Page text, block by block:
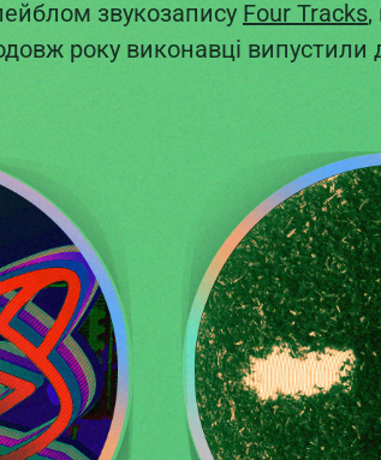
звукозапису Four Tracks,
року виконавці випустили